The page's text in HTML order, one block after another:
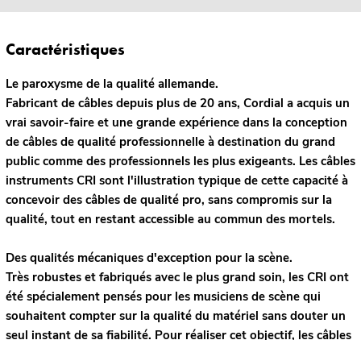
Caractéristiques
Le paroxysme de la qualité allemande.
Fabricant de câbles depuis plus de 20 ans, Cordial a acquis un
vrai savoir-faire et une grande expérience dans la conception
de câbles de qualité professionnelle à destination du grand
public comme des professionnels les plus exigeants. Les câbles
instruments CRI sont l'illustration typique de cette capacité à
concevoir des câbles de qualité pro, sans compromis sur la
qualité, tout en restant accessible au commun des mortels.
Des qualités mécaniques d'exception pour la scène.
Très robustes et fabriqués avec le plus grand soin, les CRI ont
été spécialement pensés pour les musiciens de scène qui
souhaitent compter sur la qualité du matériel sans douter un
seul instant de sa fiabilité. Pour réaliser cet objectif, les câbles